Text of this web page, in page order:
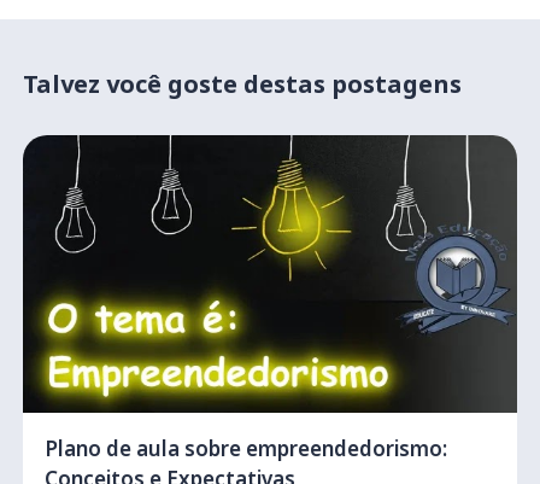
Talvez você goste destas postagens
Plano de aula sobre empreendedorismo: